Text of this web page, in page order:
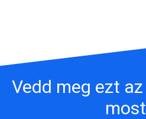
Vedd meg ezt